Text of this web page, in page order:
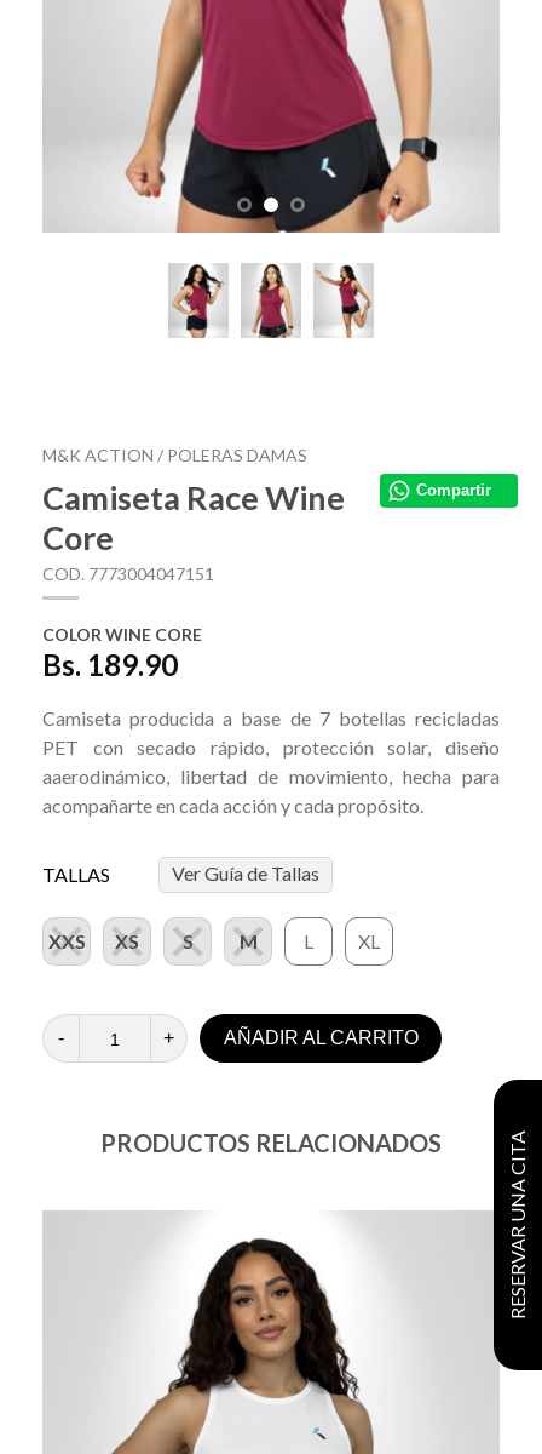
M&K ACTION / POLERAS DAMAS
Camiseta Race Wine
Core
COD. 7773004047151
COLOR WINE CORE
Bs. 189.90
Camiseta producida a base de 7 botellas recicladas
PET con secado rápido, protección solar, diseño
aaerodinámico, libertad de movimiento, hecha para
acompañarte en cada acción y cada propósito.
TALLAS Ver Guía de Tallas
XXS XS S M L XL
- + AÑADIR AL CARRITO
Compartir
PRODUCTOS RELACIONADOS RESERVAR UNA CITA